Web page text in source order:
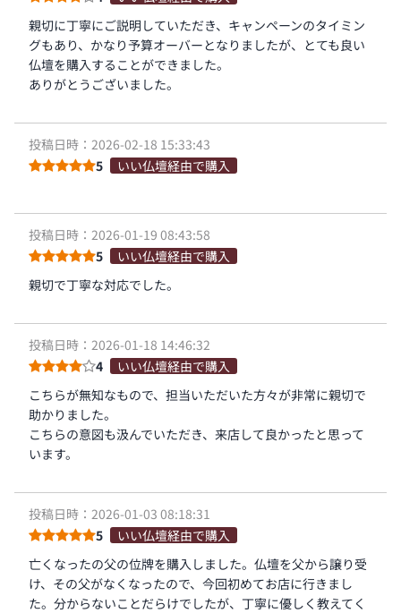
親切に丁寧にご説明していただき、キャンペーンのタイミン
グもあり、かなり予算オーバーとなりましたが、とても良い
仏壇を購入することができました。
ありがとうございました。
投稿日時：2026-02-18 15:33:43
5
いい仏壇経由で購入
投稿日時：2026-01-19 08:43:58
5
いい仏壇経由で購入
親切で丁寧な対応でした。
投稿日時：2026-01-18 14:46:32
4
いい仏壇経由で購入
こちらが無知なもので、担当いただいた方々が非常に親切で
助かりました。
こちらの意図も汲んでいただき、来店して良かったと思って
います。
投稿日時：2026-01-03 08:18:31
5
いい仏壇経由で購入
亡くなったの父の位牌を購入しました。仏壇を父から譲り受
け、その父がなくなったので、今回初めてお店に行きまし
た。分からないことだらけでしたが、丁寧に優しく教えてく